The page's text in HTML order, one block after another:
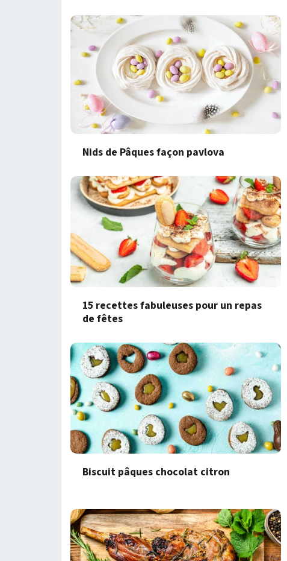
Nids de Pâques façon pavlova
15 recettes fabuleuses pour un repas
de fêtes
Biscuit pâques chocolat citron